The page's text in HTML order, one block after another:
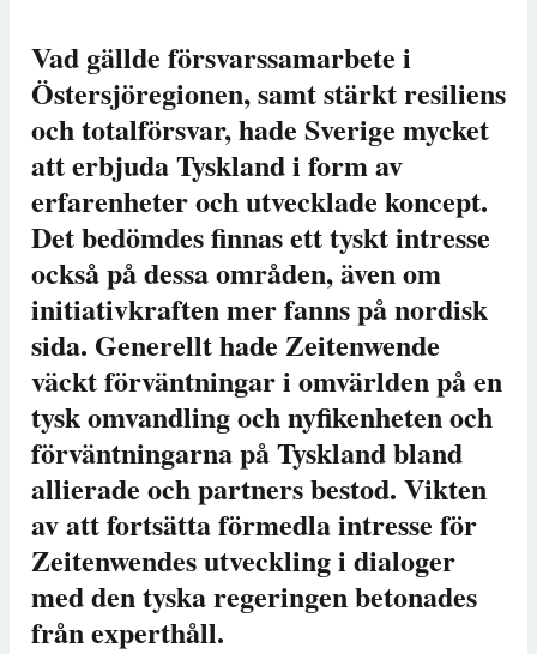
Vad gällde försvarssamarbete i
Östersjöregionen, samt stärkt resiliens
och totalförsvar, hade Sverige mycket
att erbjuda Tyskland i form av
erfarenheter och utvecklade koncept.
Det bedömdes finnas ett tyskt intresse
också på dessa områden, även om
initiativkraften mer fanns på nordisk
sida. Generellt hade Zeitenwende
väckt förväntningar i omvärlden på en
tysk omvandling och nyfikenheten och
förväntningarna på Tyskland bland
allierade och partners bestod. Vikten
av att fortsätta förmedla intresse för
Zeitenwendes utveckling i dialoger
med den tyska regeringen betonades
från experthåll.